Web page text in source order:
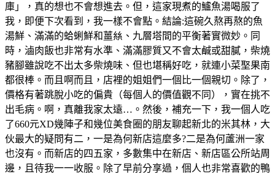
庫」，真的想也不會想進去。但，這家現煮的鱸魚湯喝服了
我，即便下次看到，我一樣不會點。結論:這碗久熬再熬的魚
湯鮮、滿滿的蛤蜊鮮和薑𢇃、九層塔間的平衡著實微妙。同
時，滷肉飯也非常有水準、滿滿膠質又不會太鹹或甜膩，柴燒
豬腳雖說吃不出太多柴燒味、但也堪稱好吃，就連小菜埾果南
都很棒。而且啊而且，店裡的姐姐們一個比一個親切。除了，
價格有著跳脫小吃的偏貴（每個人的價值觀不同），實在挑不
出毛病。啊，真離我家太遠…。然後，補充一下，我一個人吃
了660元XD幾陣子和幾位美食圈的朋友聊起新北的米其林，大
伙最大的疑問有二，一是為何新店這麼多?二是為何蘆洲一家
也沒有。而新店的四五家，多數集中在新店、新店區公所站周
邊，且待我一一收服。除了早前分享過，個人也非常喜歡的鴨